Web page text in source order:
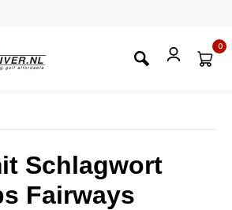
0
Schlagwort
Fairways